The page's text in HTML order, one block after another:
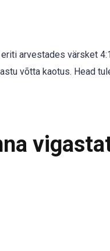
arvestades värsket
võtta kaotus. Head